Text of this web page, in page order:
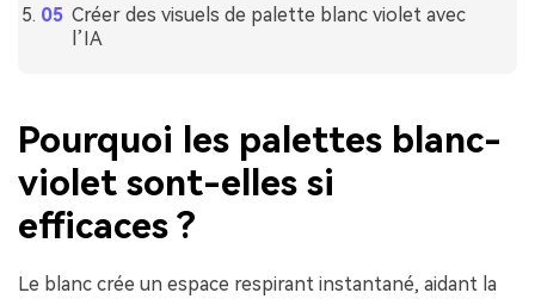
Créer des visuels de palette blanc violet avec
l’IA
Pourquoi les palettes blanc-
violet sont-elles si
efficaces ?
Le blanc crée un espace respirant instantané, aidant la